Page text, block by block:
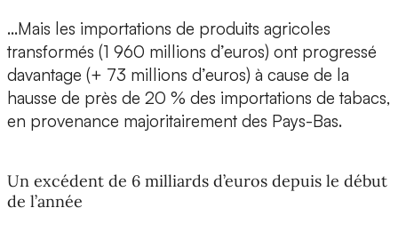
...Mais les importations de produits agricoles
transformés (1 960 millions d’euros) ont progressé
davantage (+ 73 millions d’euros) à cause de la
hausse de près de 20 % des importations de tabacs,
en provenance majoritairement des Pays-Bas.
Un excédent de 6 milliards d’euros depuis le début
de l’année